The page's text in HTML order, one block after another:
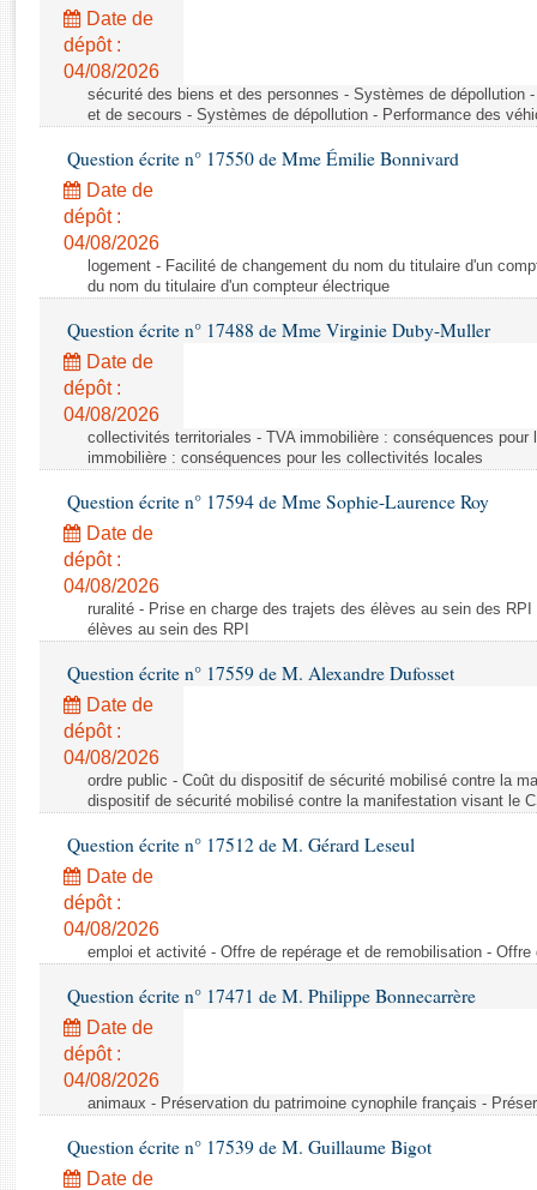
Rapports législatifs
Rapports sur l'application des lois
Baromètre de l’application des lois
Dossiers législatifs
Budget et sécurité sociale
Questions écrites et orales
Comptes rendus des débats
Date de
dépôt :
04/08/2026
sécurité des biens et des personnes - Systèmes de dépollution
et de secours - Systèmes de dépollution - Performance des
Question écrite n° 17550 de Mme Émilie Bonnivard
Date de
dépôt :
04/08/2026
logement - Facilité de changement du nom du titulaire d'un
du nom du titulaire d'un compteur électrique
Question écrite n° 17488 de Mme Virginie Duby-Muller
Date de
dépôt :
04/08/2026
collectivités territoriales - TVA immobilière : conséquences
immobilière : conséquences pour les collectivités locales
Question écrite n° 17594 de Mme Sophie-Laurence Roy
Date de
dépôt :
04/08/2026
ruralité - Prise en charge des trajets des élèves au sein des
élèves au sein des RPI
Question écrite n° 17559 de M. Alexandre Dufosset
Date de
dépôt :
04/08/2026
ordre public - Coût du dispositif de sécurité mobilisé contre la
dispositif de sécurité mobilisé contre la manifestation visant le
Question écrite n° 17512 de M. Gérard Leseul
Date de
dépôt :
04/08/2026
emploi et activité - Offre de repérage et de remobilisation -
Question écrite n° 17471 de M. Philippe Bonnecarrère
Date de
dépôt :
04/08/2026
animaux - Préservation du patrimoine cynophile français -
Question écrite n° 17539 de M. Guillaume Bigot
Date de